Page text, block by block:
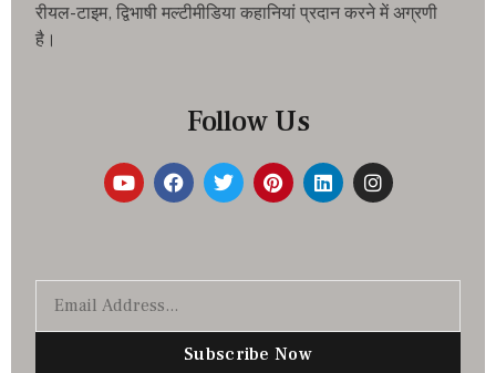
रीयल-टाइम, द्विभाषी मल्टीमीडिया कहानियां प्रदान करने में अग्रणी
है।
Follow Us
Subscribe Now